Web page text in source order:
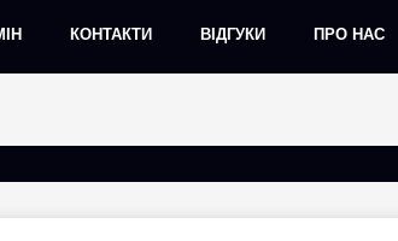
КОНТАКТИ ВІДГУКИ ПРО НАС